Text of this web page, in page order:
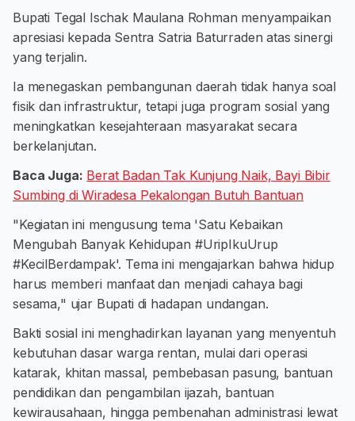
Bupati Tegal Ischak Maulana Rohman menyampaikan
apresiasi kepada Sentra Satria Baturraden atas sinergi
yang terjalin.
Ia menegaskan pembangunan daerah tidak hanya soal
fisik dan infrastruktur, tetapi juga program sosial yang
meningkatkan kesejahteraan masyarakat secara
berkelanjutan.
Baca Juga: Berat Badan Tak Kunjung Naik, Bayi Bibir
Sumbing di Wiradesa Pekalongan Butuh Bantuan
"Kegiatan ini mengusung tema 'Satu Kebaikan
Mengubah Banyak Kehidupan #UripIkuUrup
#KecilBerdampak'. Tema ini mengajarkan bahwa hidup
harus memberi manfaat dan menjadi cahaya bagi
sesama," ujar Bupati di hadapan undangan.
Bakti sosial ini menghadirkan layanan yang menyentuh
kebutuhan dasar warga rentan, mulai dari operasi
katarak, khitan massal, pembebasan pasung, bantuan
pendidikan dan pengambilan ijazah, bantuan
kewirausahaan, hingga pembenahan administrasi lewat